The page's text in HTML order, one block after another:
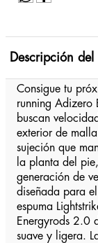
Descripción del
Consigue tu
running Adizero
buscan
exterior de
sujeción que
la planta del
generación de
diseñada para
espuma
Energyrods 2.0
suave y ligera.